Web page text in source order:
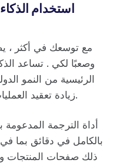
استخدام
مع توسعك في أكثر ،
وصعبًا لكي . تساعد
الرئيسية من النمو
زيادة تعقيد العمليات التشغيلية عبر مناطق الشحن.
ذلك صفحات المنتجات